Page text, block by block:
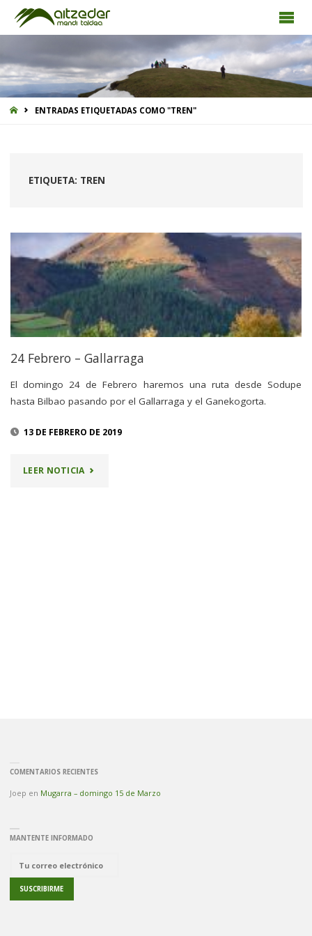
INICIOENTRADAS ETIQUETADAS COMO "TREN"
ETIQUETA: TREN
24 Febrero – Gallarraga
El domingo 24 de Febrero haremos una ruta desde Sodupe
hasta Bilbao pasando por el Gallarraga y el Ganekogorta.
13 DE FEBRERO DE 2019
LEER NOTICIA"24
COMENTARIOS RECIENTES
Joep en Mugarra – domingo 15 de Marzo
MANTENTE INFORMADO